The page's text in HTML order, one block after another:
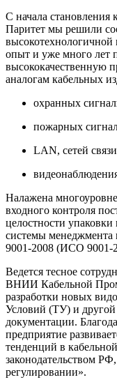
С начала становления
Паритет мы решили
опыт и уже много лет
высококачественную
аналогам кабельных
охранных
пожарных
LAN, сетей
Налажена
входного контроля
целостности
системы
9001-2008 (ИСО 9001-
Ведется тесное
ВНИИ Кабельной
разработки новых
Условий (ТУ) и другой
документации.
предприятие
тенденций в
законодательством
регулировании».